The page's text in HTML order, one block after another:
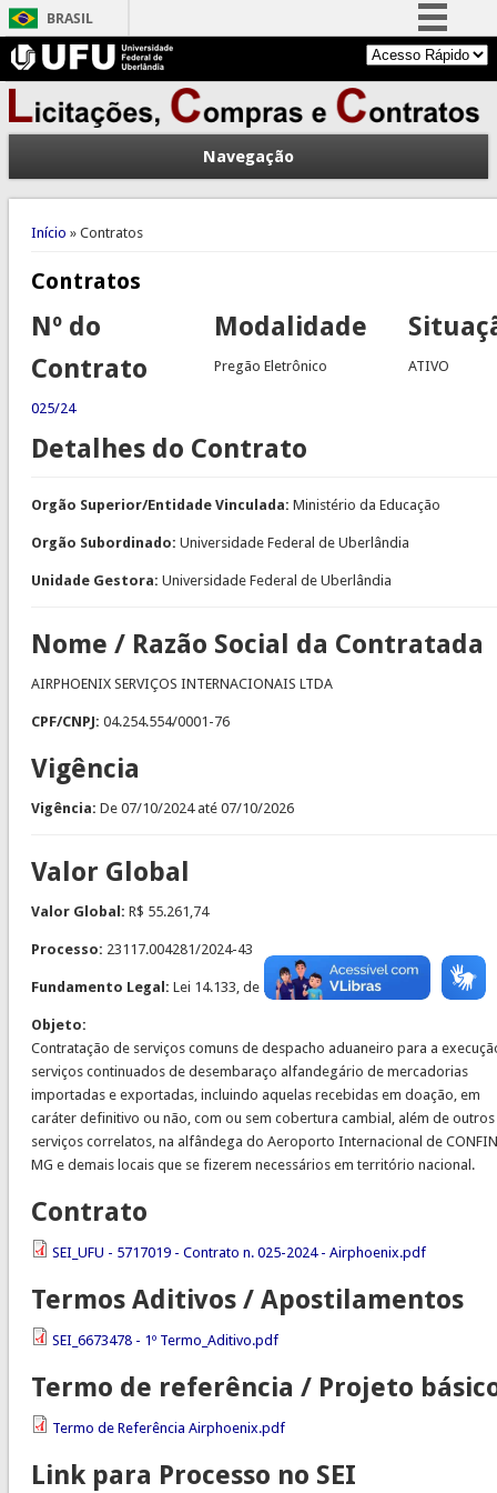
BRASIL
Simplifique!
Comunica BR
Participe
Acesso à informação
Legislação
Navegação
Você está aqui
Início » Contratos
Contratos
Nº do
Contrato
025/24
Modalidade
Pregão Eletrônico ATIVO
Detalhes do Contrato
Orgão Superior/Entidade Vinculada: Ministério da Educação
Orgão Subordinado: Universidade Federal de Uberlândia
Unidade Gestora: Universidade Federal de Uberlândia
Nome / Razão Social da Contratada
AIRPHOENIX SERVIÇOS INTERNACIONAIS LTDA
CPF/CNPJ: 04.254.554/0001-76
Vigência
Vigência: De 07/10/2024até 07/10/2026
Valor Global
Valor Global: R$ 55.261,74
Processo: 23117.004281/2024-43
Fundamento Legal: Lei 14.133, de 2021
Objeto:
Contratação de serviços comuns de despacho aduaneiro para a
serviços continuados de desembaraço alfandegário de mercadorias
importadas e exportadas, incluindo aquelas recebidas em doação, em
caráter definitivo ou não, com ou sem cobertura cambial, além de outros
serviços correlatos, na alfândega do Aeroporto Internacional de
MG e demais locais que se fizerem necessários em território nacional.
Contrato
SEI_UFU - 5717019 - Contrato n. 025-2024 - Airphoenix.pdf
Termos Aditivos / Apostilamentos
SEI_6673478 - 1º Termo_Aditivo.pdf
Termo de referência / Projeto
Termo de Referência Airphoenix.pdf
Link para Processo no SEI